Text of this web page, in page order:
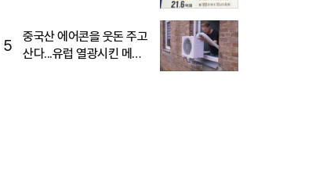
5
중국산 에어콘을 웃돈 주고
산다...유럽 열광시킨 메이